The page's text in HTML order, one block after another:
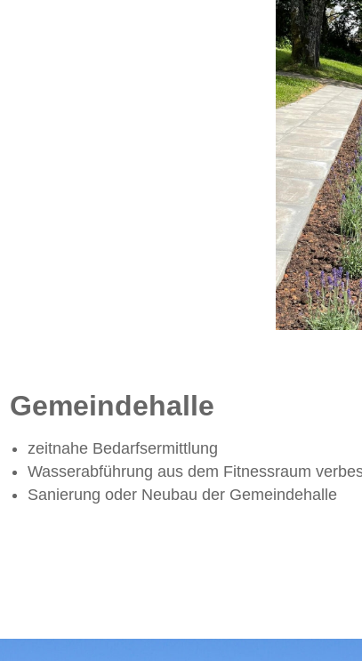
Gemeindehalle
zeitnahe Bedarfsermittlung
Wasserabführung aus dem Fitnessraum
Sanierung oder Neubau der Gemeindehalle